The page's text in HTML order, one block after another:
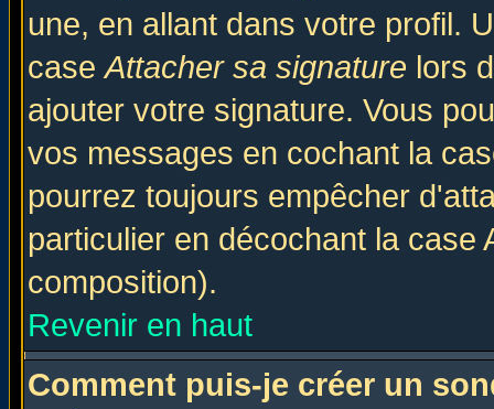
une, en allant dans votre profil.
caseAttacher sa signature lors
ajouter votre signature. Vous
vos messages en cochant la
pourrez toujours empêcher
particulier en décochant la
composition).
Revenir en haut
Comment puis-je créer un